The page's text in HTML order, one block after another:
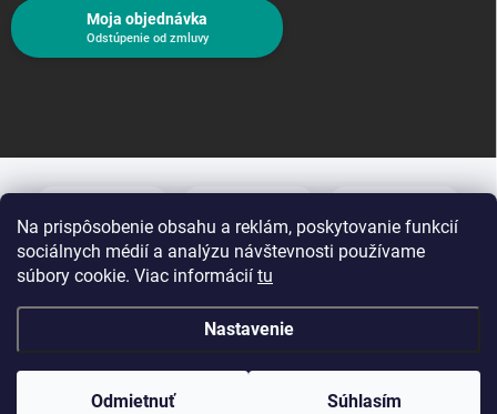
Na prispôsobenie obsahu a reklám, poskytovanie funkcií
sociálnych médií a analýzu návštevnosti používame
súbory cookie. Viac informácií tu
Nastavenie
Odmietnuť Súhlasím
Moja objednávka
Odstúpenie od zmluvy
Copyright 2026Cukrárske dekorácie. Všetky práva vyhradené.Upraviť